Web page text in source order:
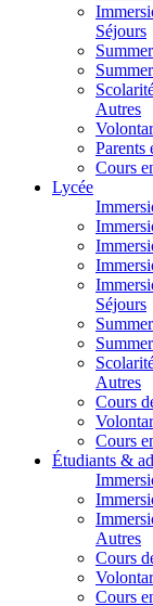
Séjours
Autres
Parents
Cours
Lycée
Séjours
Autres
Cours
Cours
Étudiants &
Autres
Cours
Cours